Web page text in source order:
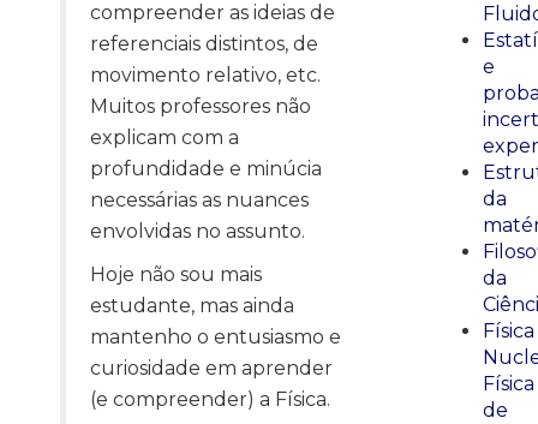
compreender as ideias de
referenciais distintos, de
movimento relativo, etc.
Muitos professores não
explicam com a
profundidade e minúcia
necessárias as nuances
envolvidas no assunto.
Hoje não sou mais
estudante, mas ainda
mantenho o entusiasmo e
curiosidade em aprender
(e compreender) a Física.
e
da
da
Física
Física
de